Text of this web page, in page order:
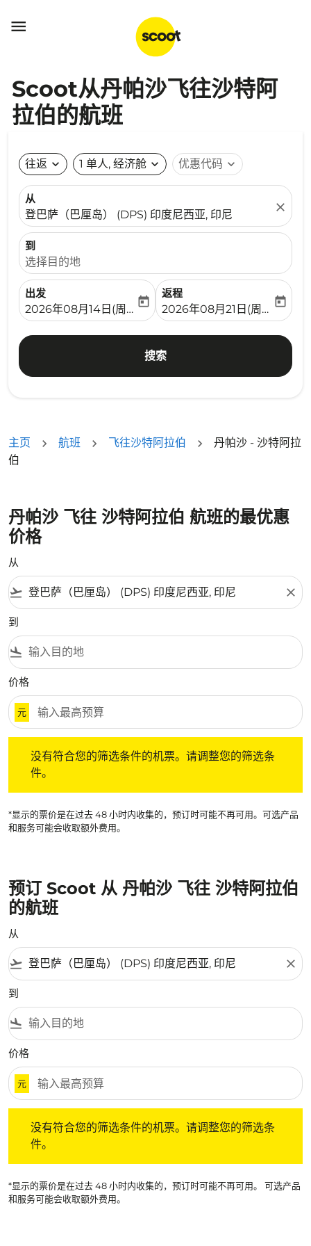

Scoot从丹帕沙飞往沙特阿
拉伯的航班
往返 expand_more 1 单人, 经济舱 expand_more 优惠代码 expand_more
从
登巴萨（巴厘岛） (DPS) 印度尼西亚, 印尼
close
到
选择目的地
出发
fc-booking-departure-date-aria-label
2026年08月14日(周五)
today
返程
fc-booking-return-date-
2026年08月21日(周五)
today
搜索
主页 航班 飞往沙特阿拉伯
丹帕沙 - 沙特阿拉
伯
丹帕沙 飞往 沙特阿拉伯 航班的最优惠
价格
从
flight_takeoff close
到
flight_land
价格
元
没有符合您的筛选条件的机票。请调整您的筛选条
件。
*显示的票价是在过去 48 小时内收集的，预订时可能不再可用。可选产品
和服务可能会收取额外费用。
预订 Scoot 从 丹帕沙 飞往 沙特阿拉伯
的航班
从
flight_takeoff close
到
flight_land
价格
元
没有符合您的筛选条件的机票。请调整您的筛选条
件。
*显示的票价是在过去 48 小时内收集的，预订时可能不再可用。 可选产品
和服务可能会收取额外费用。